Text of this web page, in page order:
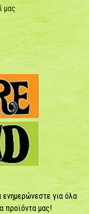
μας
ενημερώνεστε για όλα
προϊόντα μας!